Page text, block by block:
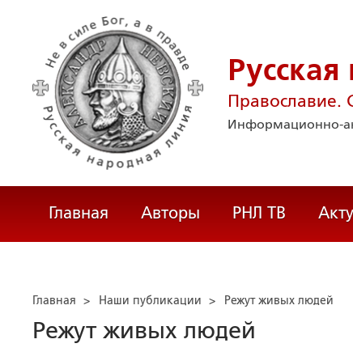
Православие.
Информационно-
Главная Авторы РНЛ ТВ
Главная > Наши публикации > Режут живых людей
Режут живых людей